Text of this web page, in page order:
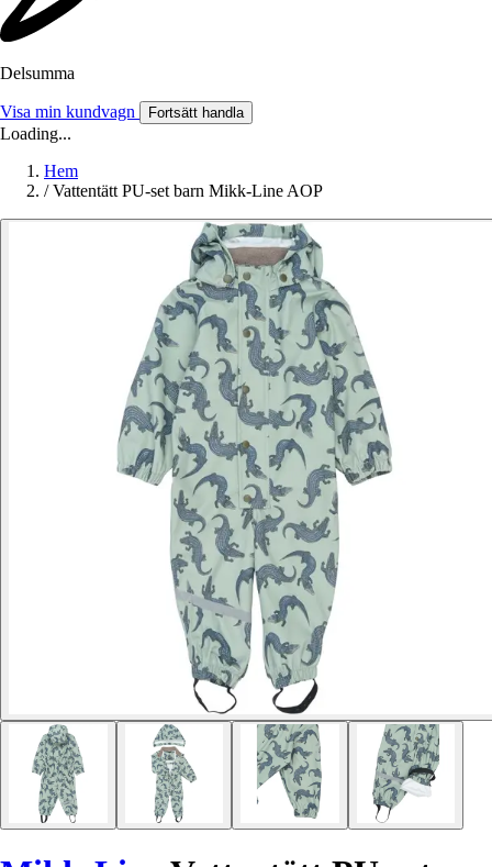
Delsumma
Visa min kundvagn Fortsätt handla
Loading...
Hem
/ Vattentätt PU-set barn Mikk-Line AOP